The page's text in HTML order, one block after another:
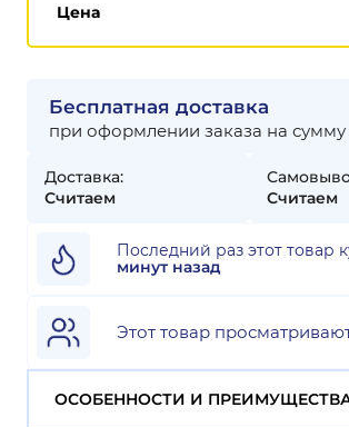
Цена
Бесплатная доставка
при оформлении заказа на сумму
Доставка:
Считаем
Считаем
Последний раз этот товар
минут назад
Этот товар
ОСОБЕННОСТИ И